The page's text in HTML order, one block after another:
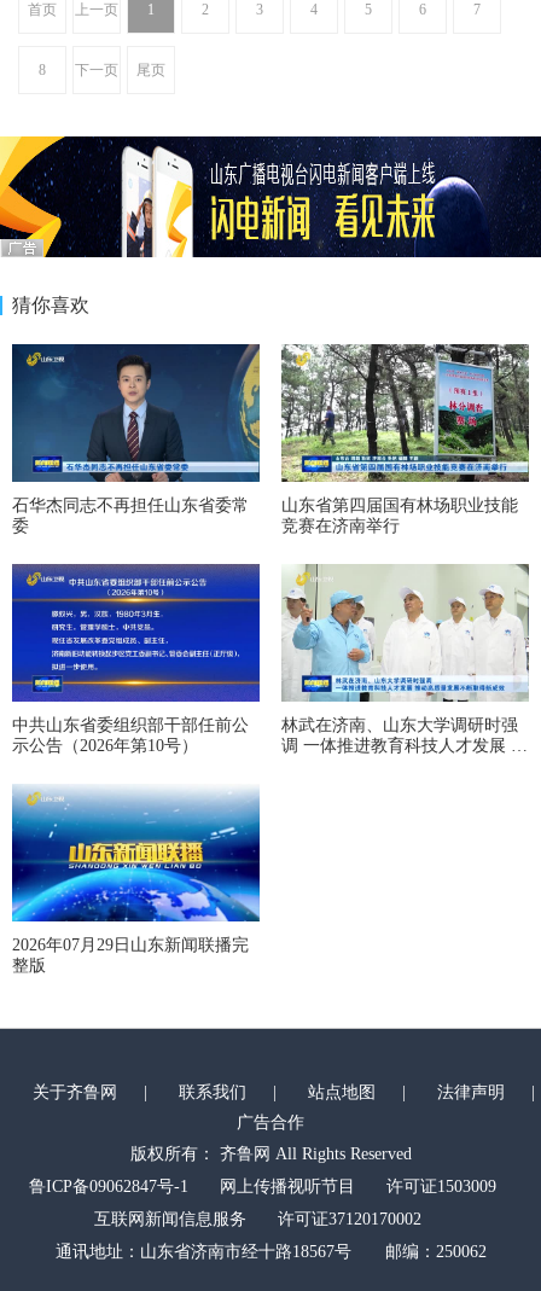
首页 上一页 1 2 3 4 5 6 7
8 下一页 尾页
猜你喜欢
石华杰同志不再担任山东省委常
委
山东省第四届国有林场职业技能
竞赛在济南举行
中共山东省委组织部干部任前公
示公告（2026年第10号）
林武在济南、山东大学调研时强
调 一体推进教育科技人才发展 推
2026年07月29日山东新闻联播完
整版
关于齐鲁网 联系我们 站点地图 法律声明
广告合作
版权所有： 齐鲁网 All Rights Reserved
鲁ICP备09062847号-1
网上传播视听节目
许可证1503009
互联网新闻信息服务
许可证37120170002
通讯地址：山东省济南市经十路18567号 邮编：250062